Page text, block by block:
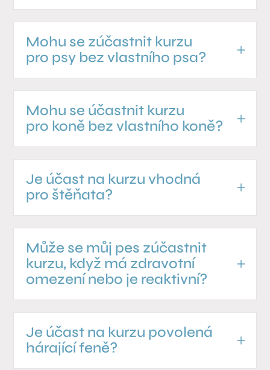
Mohu se zúčastnit kurzu
pro psy bez vlastního psa?
Mohu se účastnit kurzu
pro koně bez vlastního koně?
Je účast na kurzu vhodná
pro štěňata?
Může se můj pes zúčastnit
kurzu, když má zdravotní
omezení nebo je reaktivní?
Je účast na kurzu povolená
hárající feně?